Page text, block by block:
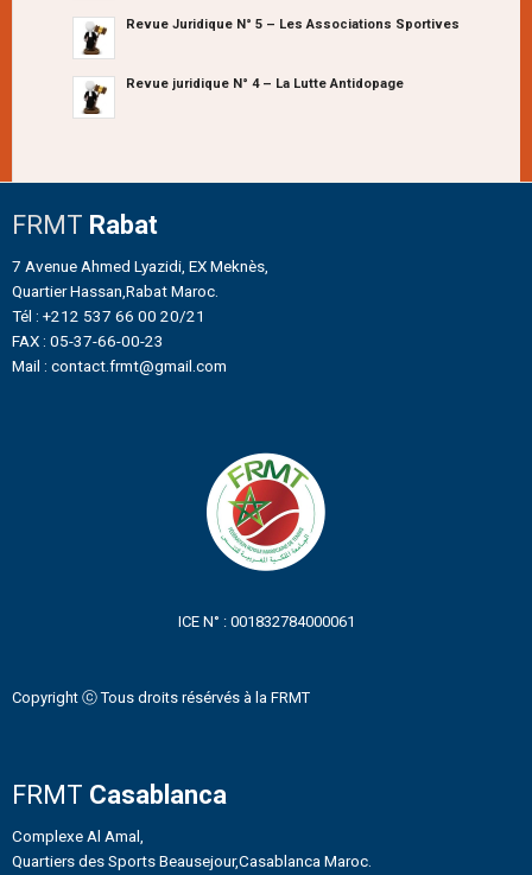
Revue Juridique N° 5 – Les Associations Sportives
Revue juridique N° 4 – La Lutte Antidopage
FRMT Rabat
7 Avenue Ahmed Lyazidi, EX Meknès,
Quartier Hassan,Rabat Maroc.
Tél : +212 537 66 00 20/21
FAX : 05-37-66-00-23
Mail : contact.frmt@gmail.com
ICE N° : 001832784000061
Copyright ⓒ Tous droits résérvés à la FRMT
FRMT Casablanca
Complexe Al Amal,
Quartiers des Sports Beausejour,Casablanca Maroc.